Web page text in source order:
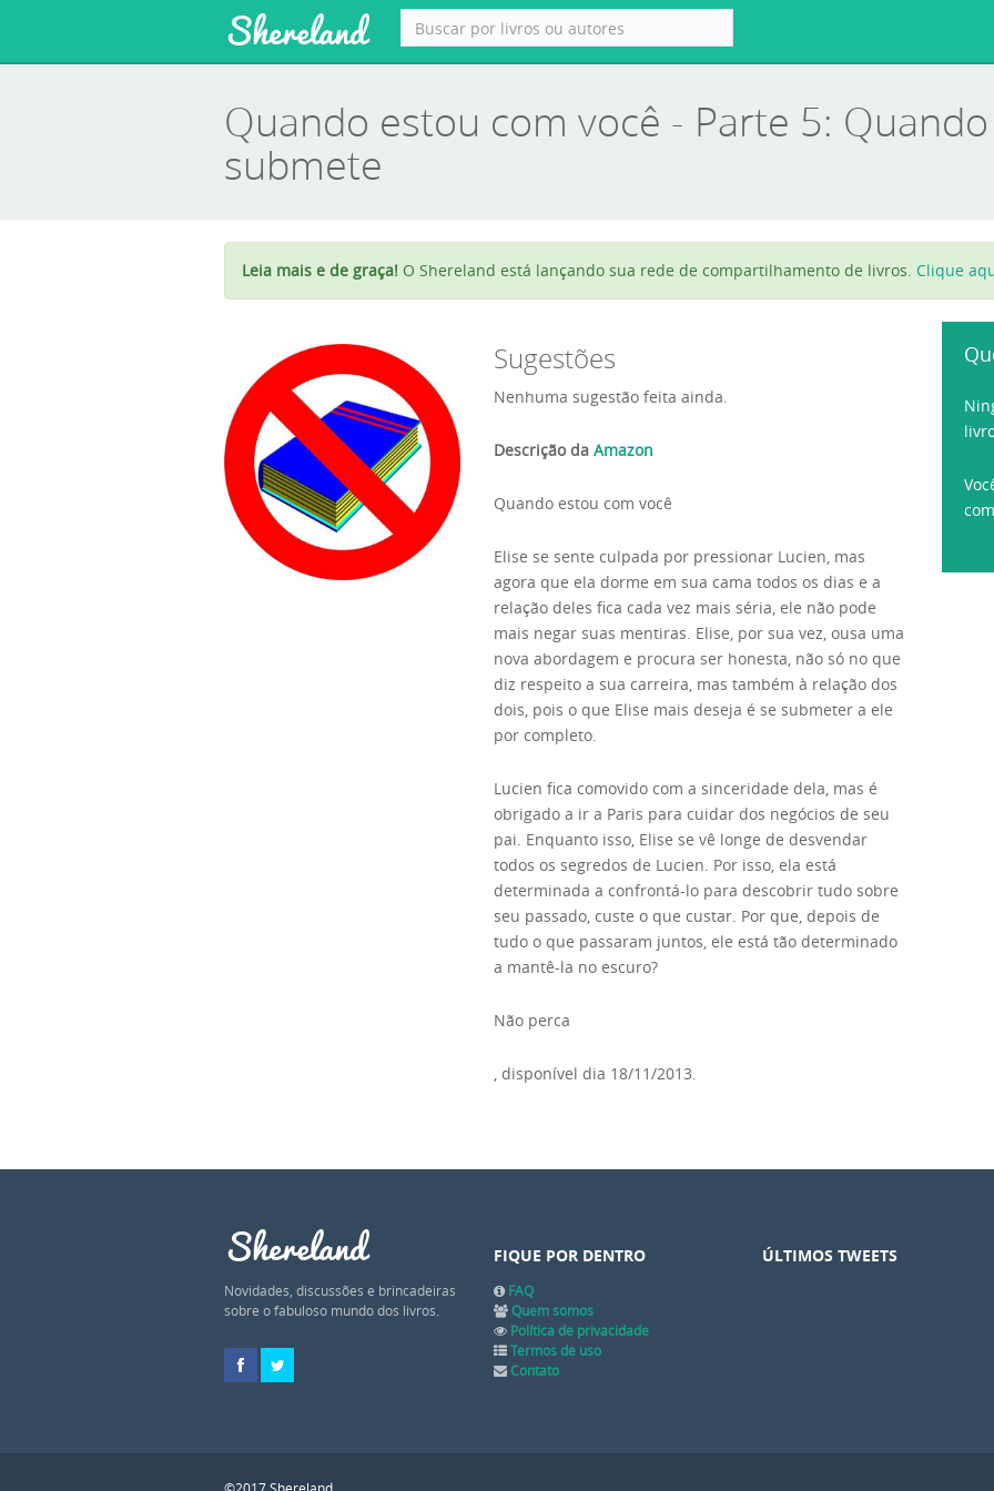
Shereland
Quando estou com você - Parte 5:
submete
Leia mais e de graça! O Shereland está lançando sua rede de compartilhamento de livros. Clique
Sugestões
Nenhuma sugestão feita ainda.
Descrição da Amazon
Quando estou com você
Elise se sente culpada por pressionar Lucien, mas
agora que ela dorme em sua cama todos os dias e a
relação deles fica cada vez mais séria, ele não pode
mais negar suas mentiras. Elise, por sua vez, ousa uma
nova abordagem e procura ser honesta, não só no que
diz respeito a sua carreira, mas também à relação dos
dois, pois o que Elise mais deseja é se submeter a ele
por completo.
Lucien fica comovido com a sinceridade dela, mas é
obrigado a ir a Paris para cuidar dos negócios de seu
pai. Enquanto isso, Elise se vê longe de desvendar
todos os segredos de Lucien. Por isso, ela está
determinada a confrontá-lo para descobrir tudo sobre
seu passado, custe o que custar. Por que, depois de
tudo o que passaram juntos, ele está tão determinado
a mantê-la no escuro?
Não perca
, disponível dia 18/11/2013.
Shereland
Novidades, discussões e brincadeiras
sobre o fabuloso mundo dos livros.
FIQUE POR DENTRO
FAQ
Quem somos
Política de privacidade
Termos de uso
Contato
ÚLTIMOS TWEETS